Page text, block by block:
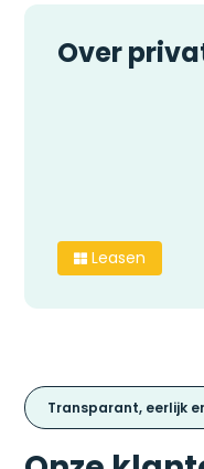
Over
 Leasen
Transparant, eerlijk